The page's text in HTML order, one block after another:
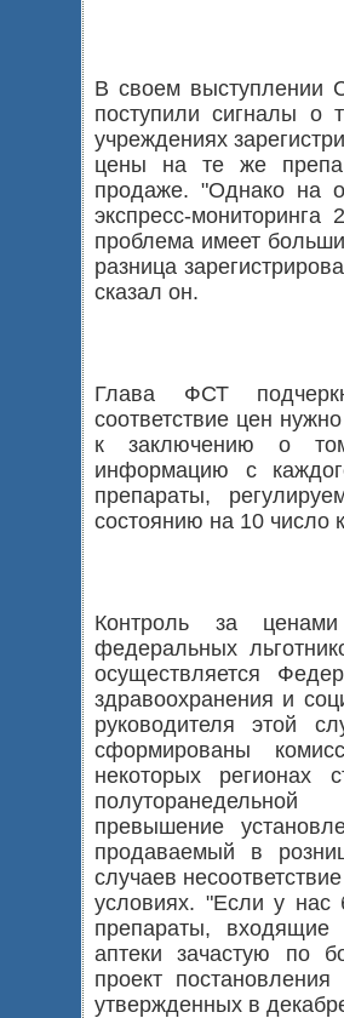
В своем выступлении
поступили сигналы о
учреждениях
цены на те же
продаже. "Однако на
экспресс-
проблема имеет
разница
сказал он.
Глава ФСТ
соответствие цен
к заключению о
информацию с
препараты,
состоянию на 10 число
Контроль за
федеральных
осуществляется
здравоохранения и
руководителя этой
сформированы
некоторых
превышение
продаваемый в
случаев
условиях. "Если у нас
препараты, входящие
аптеки зачастую по
проект
утвержденных в